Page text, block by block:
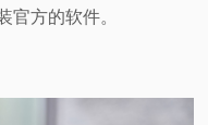
官方的软件。